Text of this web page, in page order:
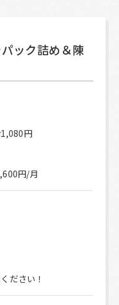
ック詰め＆陳
円
円/月
ださい！